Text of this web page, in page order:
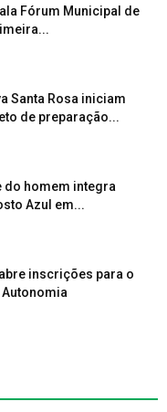
Fórum Municipal de
Santa Rosa iniciam
de preparação...
do homem integra
Azul em...
inscrições para o